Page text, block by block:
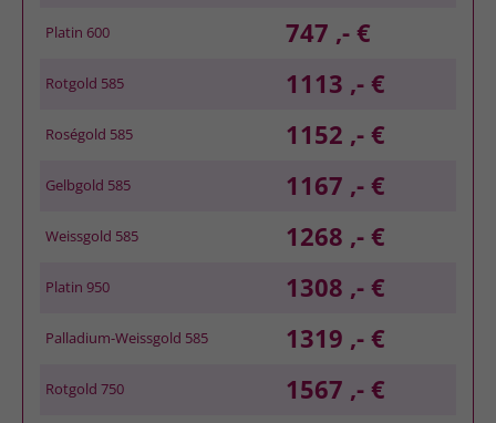
Platin 600 747 ,- €
Rotgold 585 1113 ,- €
Roségold 585 1152 ,- €
Gelbgold 585 1167 ,- €
Weissgold 585 1268 ,- €
Platin 950 1308 ,- €
Palladium-Weissgold 585 1319 ,- €
Rotgold 750 1567 ,- €